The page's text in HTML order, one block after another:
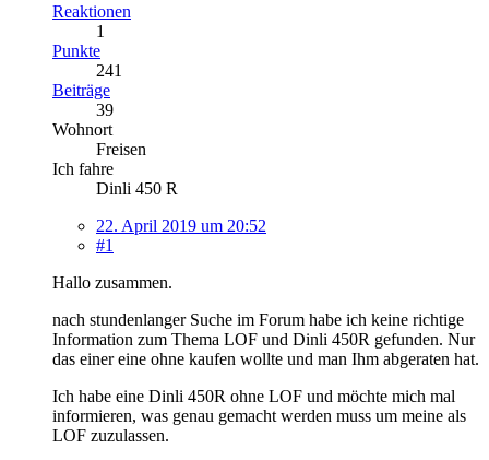
Reaktionen
1
Punkte
241
Beiträge
39
Wohnort
Freisen
Ich fahre
Dinli 450 R
22. April 2019 um 20:52
#1
Hallo zusammen.
nach stundenlanger Suche im Forum habe ich keine richtige
Information zum Thema LOF und Dinli 450R gefunden. Nur
das einer eine ohne kaufen wollte und man Ihm abgeraten hat.
Ich habe eine Dinli 450R ohne LOF und möchte mich mal
informieren, was genau gemacht werden muss um meine als
LOF zuzulassen.